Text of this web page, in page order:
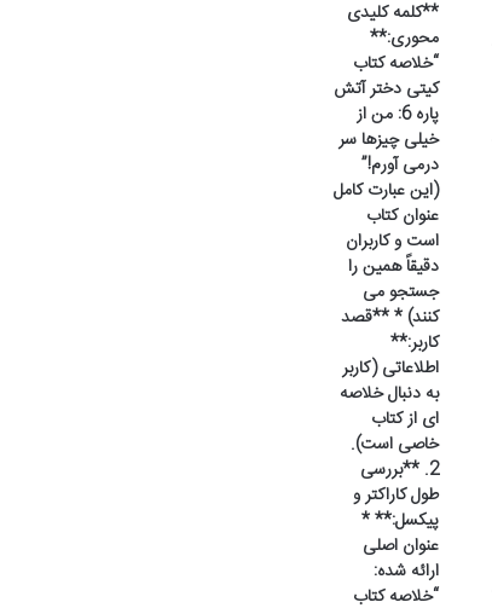
**کلمه کلیدی
محوری:**
“خلاصه کتاب
کیتی دختر آتش
پاره 6: من از
خیلی چیزها سر
درمی آورم!”
(این عبارت کامل
عنوان کتاب
است و کاربران
دقیقاً همین را
جستجو می
کنند) * **قصد
کاربر:**
اطلاعاتی (کاربر
به دنبال خلاصه
ای از کتاب
خاصی است).
2. **بررسی
طول کاراکتر و
پیکسل:** *
عنوان اصلی
ارائه شده:
“خلاصه کتاب